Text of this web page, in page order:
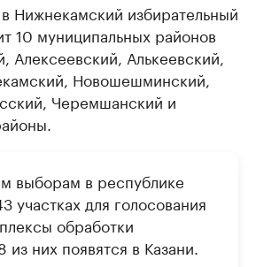
Нижнекамский избирательный
10 муниципальных районов
Алексеевский, Алькеевский,
Новошешминский,
Черемшанский и
выборам в республике
участках для голосования
обработки
из них появятся в Казани.